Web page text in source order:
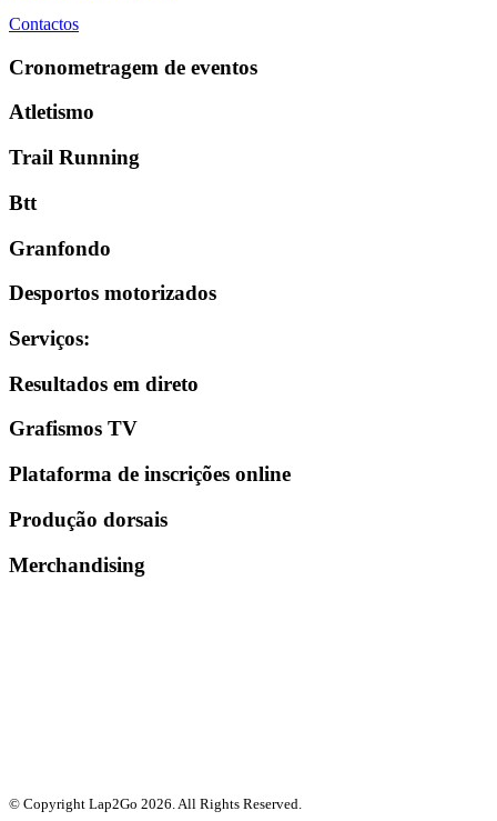
Contactos
Cronometragem de eventos
Atletismo
Trail Running
Btt
Granfondo
Desportos motorizados
Serviços:
Resultados em direto
Grafismos TV
Plataforma de inscrições online
Produção dorsais
Merchandising
© Copyright Lap2Go 2026. All Rights Reserved.